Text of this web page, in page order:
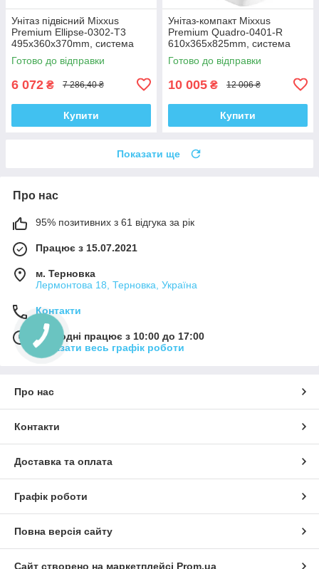
Унітаз підвісний Mixxus
Premium Ellipse-0302-T3
495x360x370mm, система
змиву Tornado 3.0 (MP6462)
Готово до відправки
6 072 ₴ 7 286,40 ₴
Купити
Унітаз-компакт Mixxus
Premium Quadro-0401-R
610x365x825mm, система
змиву RIMLESS (MP6457)
Готово до відправки
10 005 ₴ 12 006 ₴
Купити
Показати ще
Про нас
95% позитивних з 61 відгука за рік
Працює з 15.07.2021
м. Терновка
Лермонтова 18, Терновка, Україна
Контакти
Сьогодні працює з 10:00 до 17:00
Показати весь графік роботи
Про нас
Контакти
Доставка та оплата
Графік роботи
Повна версія сайту
Сайт створено на маркетплейсі Prom.ua